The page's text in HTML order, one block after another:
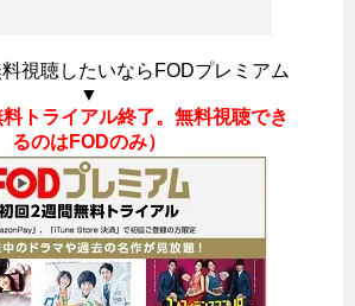
視聴したいならFODプレミアム
▼
料トライアル終了。無料視聴でき
るのはFODのみ）